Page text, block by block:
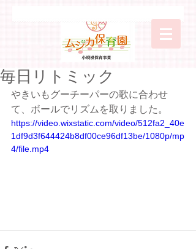
毎日リトミック
やきいもグーチーパーの歌に合わせ
て、ボールでリズムを取りました。
https://video.wixstatic.com/video/512fa2_40e
1df9d3f644424b8df00ce96df13be/1080p/mp
4/file.mp4